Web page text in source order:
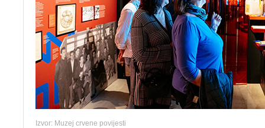
Izvor: Muzej crvene povijesti